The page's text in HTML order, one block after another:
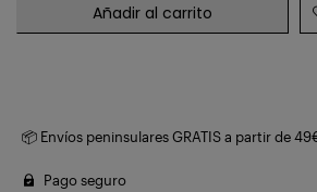
Añadir al carrito
📦 Envíos peninsulares GRATIS a partir de
Pago seguro